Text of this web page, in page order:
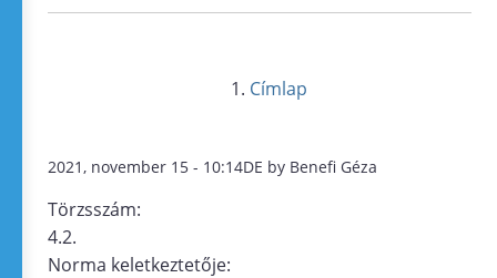
Címlap
2021, november 15 - 10:14DE by Benefi Géza
Törzsszám:
4.2.
Norma keletkeztetője: